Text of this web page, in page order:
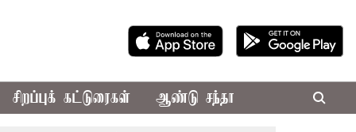
சிறப்புக் கட்டுரைகள் ஆண்டு சந்தா